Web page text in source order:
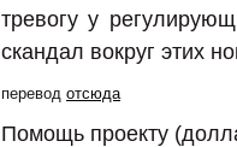
тревогу у
скандал вокруг этих
перевод отсюда
Помощь проекту